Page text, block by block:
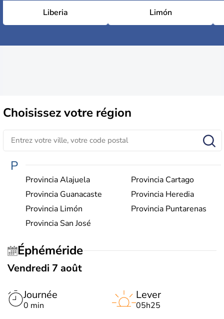
Liberia Limón
Choisissezvotre région
P
Provincia Alajuela
Provincia Cartago
Provincia Guanacaste
Provincia Heredia
Provincia Limón
Provincia Puntarenas
Provincia San José
Éphéméride
Vendredi 7 août
Journée
0 min
Lever
05h25